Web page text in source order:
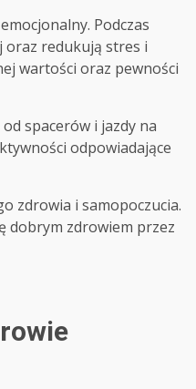
Podczas
oraz redukują stres i
wartości oraz pewności
spacerów i jazdy na
odpowiadające
zdrowia i samopoczucia.
dobrym zdrowiem przez